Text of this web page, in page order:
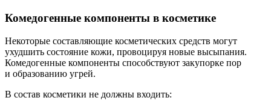
Комедогенные компоненты в косметике
Некоторые составляющие косметических средств могут
ухудшить состояние кожи, провоцируя новые высыпания.
Комедогенные компоненты способствуют закупорке пор
и образованию угрей.
В состав косметики не должны входить: